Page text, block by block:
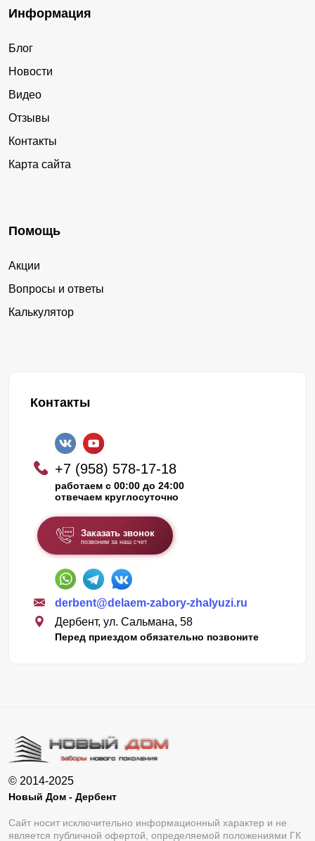
Информация
Блог
Новости
Видео
Отзывы
Контакты
Карта сайта
Помощь
Акции
Вопросы и ответы
Калькулятор
Контакты
+7 (958) 578-17-18
работаем с 00:00 до 24:00
отвечаем круглосуточно
Заказать звонок
позвоним за наш счет
derbent@delaem-zabory-zhalyuzi.ru
Дербент, ул. Сальмана, 58
Перед приездом обязательно позвоните
© 2014-2025
Новый Дом - Дербент
Сайт носит исключительно информационный характер и не
является публичной офертой, определяемой положениями ГК